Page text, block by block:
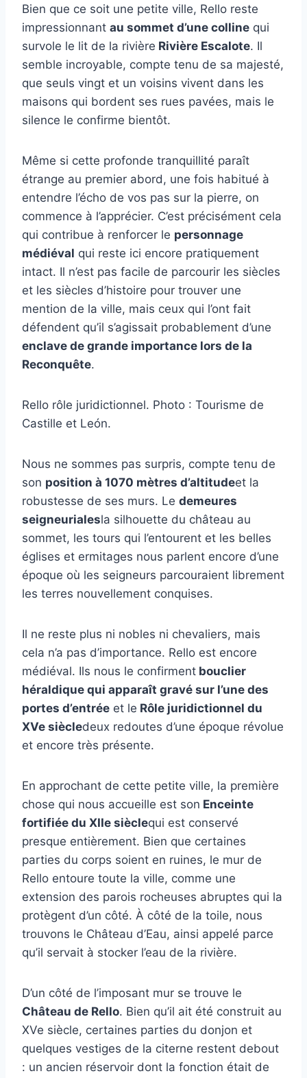
Bien que ce soit une petite ville, Rello reste
impressionnant au sommet d’une colline qui
survole le lit de la rivière Rivière Escalote. Il
semble incroyable, compte tenu de sa majesté,
que seuls vingt et un voisins vivent dans les
maisons qui bordent ses rues pavées, mais le
silence le confirme bientôt.
Même si cette profonde tranquillité paraît
étrange au premier abord, une fois habitué à
entendre l’écho de vos pas sur la pierre, on
commence à l’apprécier. C’est précisément cela
qui contribue à renforcer le personnage
médiéval qui reste ici encore pratiquement
intact. Il n’est pas facile de parcourir les siècles
et les siècles d’histoire pour trouver une
mention de la ville, mais ceux qui l’ont fait
défendent qu’il s’agissait probablement d’une
enclave de grande importance lors de la
Reconquête.
Rello rôle juridictionnel. Photo : Tourisme de
Castille et León.
Nous ne sommes pas surpris, compte tenu de
son position à 1070 mètres d’altitudeet la
robustesse de ses murs. Le demeures
seigneurialesla silhouette du château au
sommet, les tours qui l’entourent et les belles
églises et ermitages nous parlent encore d’une
époque où les seigneurs parcouraient librement
les terres nouvellement conquises.
Il ne reste plus ni nobles ni chevaliers, mais
cela n’a pas d’importance. Rello est encore
médiéval. Ils nous le confirment bouclier
héraldique qui apparaît gravé sur l’une des
portes d’entrée et le Rôle juridictionnel du
XVe siècledeux redoutes d’une époque révolue
et encore très présente.
En approchant de cette petite ville, la première
chose qui nous accueille est son Enceinte
fortifiée du XIIe sièclequi est conservé
presque entièrement. Bien que certaines
parties du corps soient en ruines, le mur de
Rello entoure toute la ville, comme une
extension des parois rocheuses abruptes qui la
protègent d’un côté. À côté de la toile, nous
trouvons le Château d’Eau, ainsi appelé parce
qu’il servait à stocker l’eau de la rivière.
D’un côté de l’imposant mur se trouve le
Château de Rello. Bien qu’il ait été construit au
XVe siècle, certaines parties du donjon et
quelques vestiges de la citerne restent debout
: un ancien réservoir dont la fonction était de